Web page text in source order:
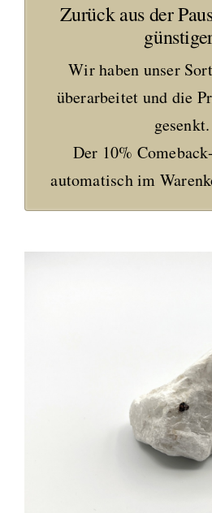
Zurück aus der
Wir haben unser
überarbeitet und die
gesenkt.
Der 10%
automatisch im